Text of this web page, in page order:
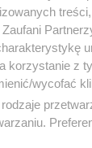
z
wycofać